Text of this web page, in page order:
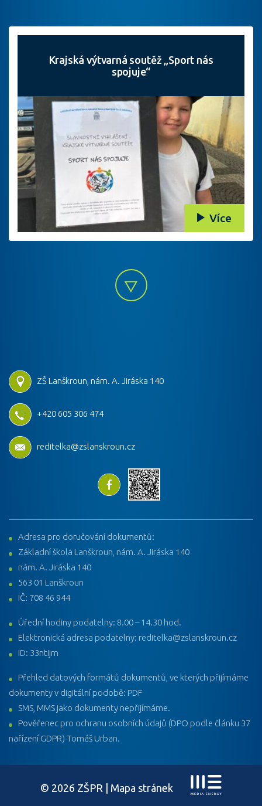
Krajská výtvarná soutěž „Sport nás
spojuje“
Více
ZŠ Lanškroun, nám. A. Jiráska 140
+420 605 306 474
reditelka@zslanskroun.cz
Adresa pro doručování dokumentů:
Základní škola Lanškroun, nám. A. Jiráska 140
nám. A. Jiráska 140
563 01 Lanškroun
IČ: 708 46 944
Úřední hodiny podatelny: 8.00 – 14.30 hod.
Elektronická adresa podatelny: reditelka@zslanskroun.cz
ID: 33ntijm
Přehled datových formátů dokumentů, ve kterých přijímáme
dokumenty v digitální podobě: PDF
SMS, MMS jako dokumenty nepřijímáme.
Pověřenec pro ochranu osobních údajů (DPO podle článku 37
nařízení GDPR) Tomáš Urban.
© 2026 ZŠPR | Mapa stránek